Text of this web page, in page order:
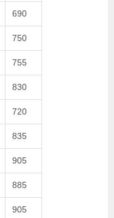
690
750
755
830
720
835
905
885
905